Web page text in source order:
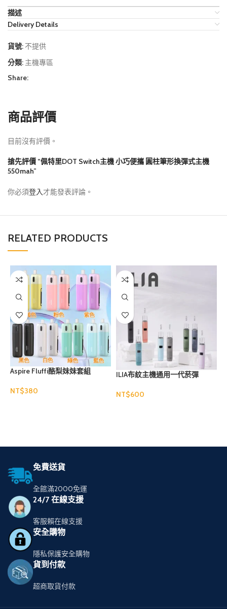
描述
Delivery Details
貨號: 不提供
分類: 主機專區
Share:
商品評價
目前沒有評價。
搶先評價 “佩特里DOT Switch主機 小巧便攜 圓柱筆形換彈式主機
550mah”
你必須登入才能發表評論。
RELATED PRODUCTS
Aspire Fluffi酪梨妹妹套組
NT$
ILIA布紋主機通用一代菸彈
NT$
免費送貨
全館滿2000免運
24/7 在線支援
客服賴在線支援
安全購物
隱私保護安全購物
貨到付款
超商取貨付款